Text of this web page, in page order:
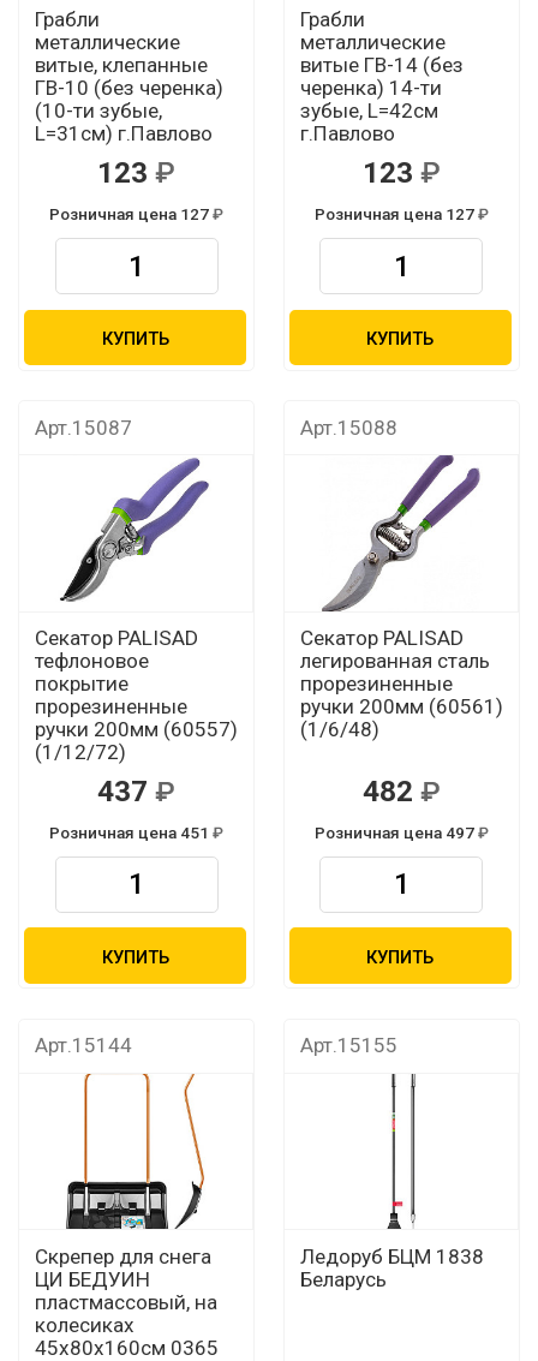
Грабли
металлические
витые, клепанные
ГВ-10 (без черенка)
(10-ти зубые,
L=31см) г.Павлово
123
Розничная цена 127
КУПИТЬ
Грабли
металлические
витые ГВ-14 (без
черенка) 14-ти
зубые, L=42см
г.Павлово
123
Розничная цена 127
КУПИТЬ
Арт.15087
Секатор PALISAD
тефлоновое
покрытие
прорезиненные
ручки 200мм (60557)
(1/12/72)
437
Розничная цена 451
КУПИТЬ
Арт.15088
Секатор PALISAD
легированная сталь
прорезиненные
ручки 200мм (60561)
(1/6/48)
482
Розничная цена 497
КУПИТЬ
Арт.15144
Скрепер для снега
ЦИ БЕДУИН
пластмассовый, на
колесиках
45х80х160см 0365
Арт.15155
Ледоруб БЦМ 1838
Беларусь